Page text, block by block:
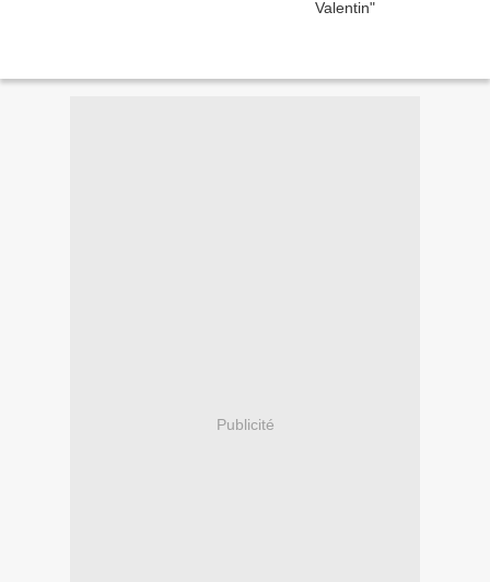
Publicité